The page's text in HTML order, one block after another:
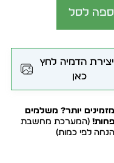
לסל
הדמיה לחץ
כאן
מזמינים יותר? משלמים
פחות! (המערכת מחשבת
הנחה לפי כמות)